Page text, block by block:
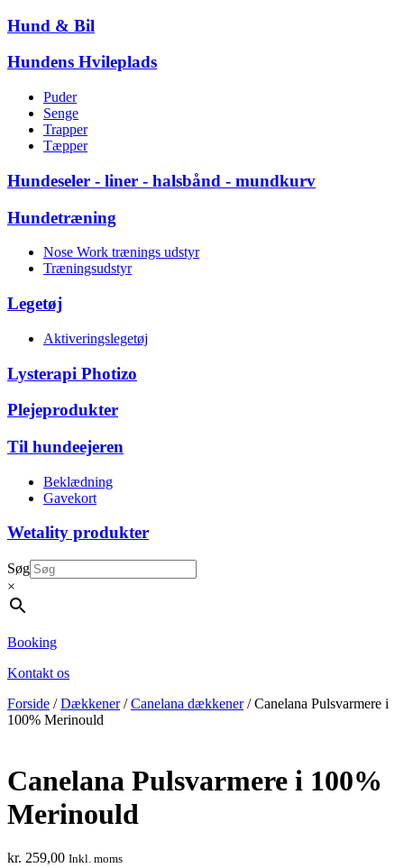
Hund & Bil
Hundens Hvileplads
Puder
Senge
Trapper
Tæpper
Hundeseler - liner - halsbånd - mundkurv
Hundetræning
Nose Work trænings udstyr
Træningsudstyr
Legetøj
Aktiveringslegetøj
Lysterapi Photizo
Plejeprodukter
Til hundeejeren
Beklædning
Gavekort
Wetality produkter
Søg
×
Booking
Kontakt os
Forside /Dækkener/Canelana dækkener/ Canelana Pulsvarmere i
100% Merinould
Canelana Pulsvarmere i 100%
Merinould
kr. 259,00 Inkl. moms